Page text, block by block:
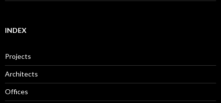
INDEX
Projects
Architects
Offices